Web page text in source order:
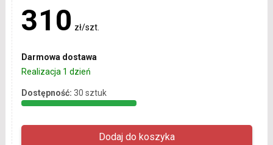
310 zł/szt.
Darmowa dostawa
Realizacja 1 dzień
Dostępność: 30 sztuk